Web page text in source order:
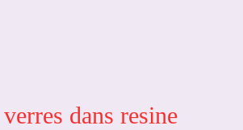
dans resine